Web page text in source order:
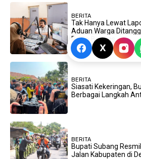
BERITA
Tak Hanya Lewat
Aduan Warga
Radio Benpas
BERITA
Siasati Kekeringan,
Berbagai Langkah
BERITA
Bupati Subang
Jalan Kabupaten di
X